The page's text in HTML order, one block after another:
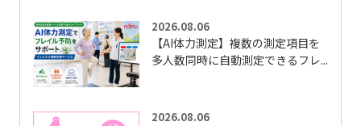
2026.08.06
【AI体力測定】複数の測定項目を
多人数同時に自動測定できるフレ...
2026.08.06